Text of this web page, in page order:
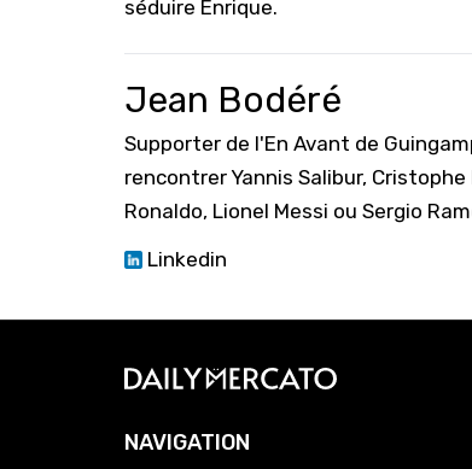
séduire Enrique.
Jean Bodéré
Supporter de l'En Avant de
rencontrer Yannis Salibur,
Ronaldo, Lionel Messi ou Sergio
Linkedin
NAVIGATION